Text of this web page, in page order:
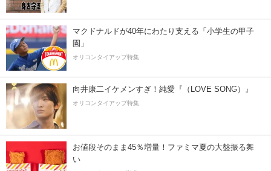
マクドナルドが40年にわたり支える「小学生の甲子
園」
オリコンタイアップ特集
向井康二イケメンすぎ！純愛『（LOVE SONG）』
オリコンタイアップ特集
お値段そのまま45％増量！ファミマ夏の大盤振る舞
い